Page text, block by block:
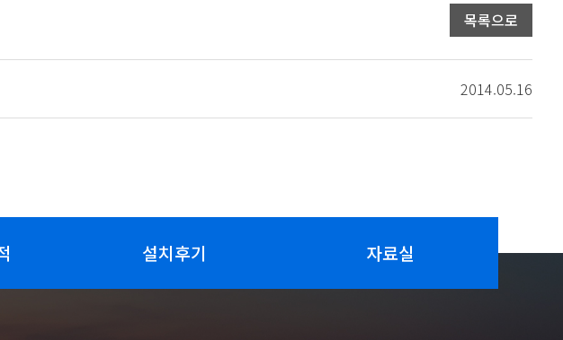
목록으로
2014.05.16
설치후기 자료실